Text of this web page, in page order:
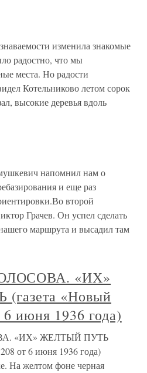
изменила знакомые
радостно, что мы
места. Но радости
Котельниково летом сорок
высокие деревья вдоль
напомнил нам о
и еще раз
второй
Грачев. Он успел сделать
маршрута и высадил там
«ИХ»
«Новый
июня 1936 года)
«ИХ» ЖЕЛТЫЙ ПУТЬ
от 6 июня 1936 года)
На желтом фоне черная